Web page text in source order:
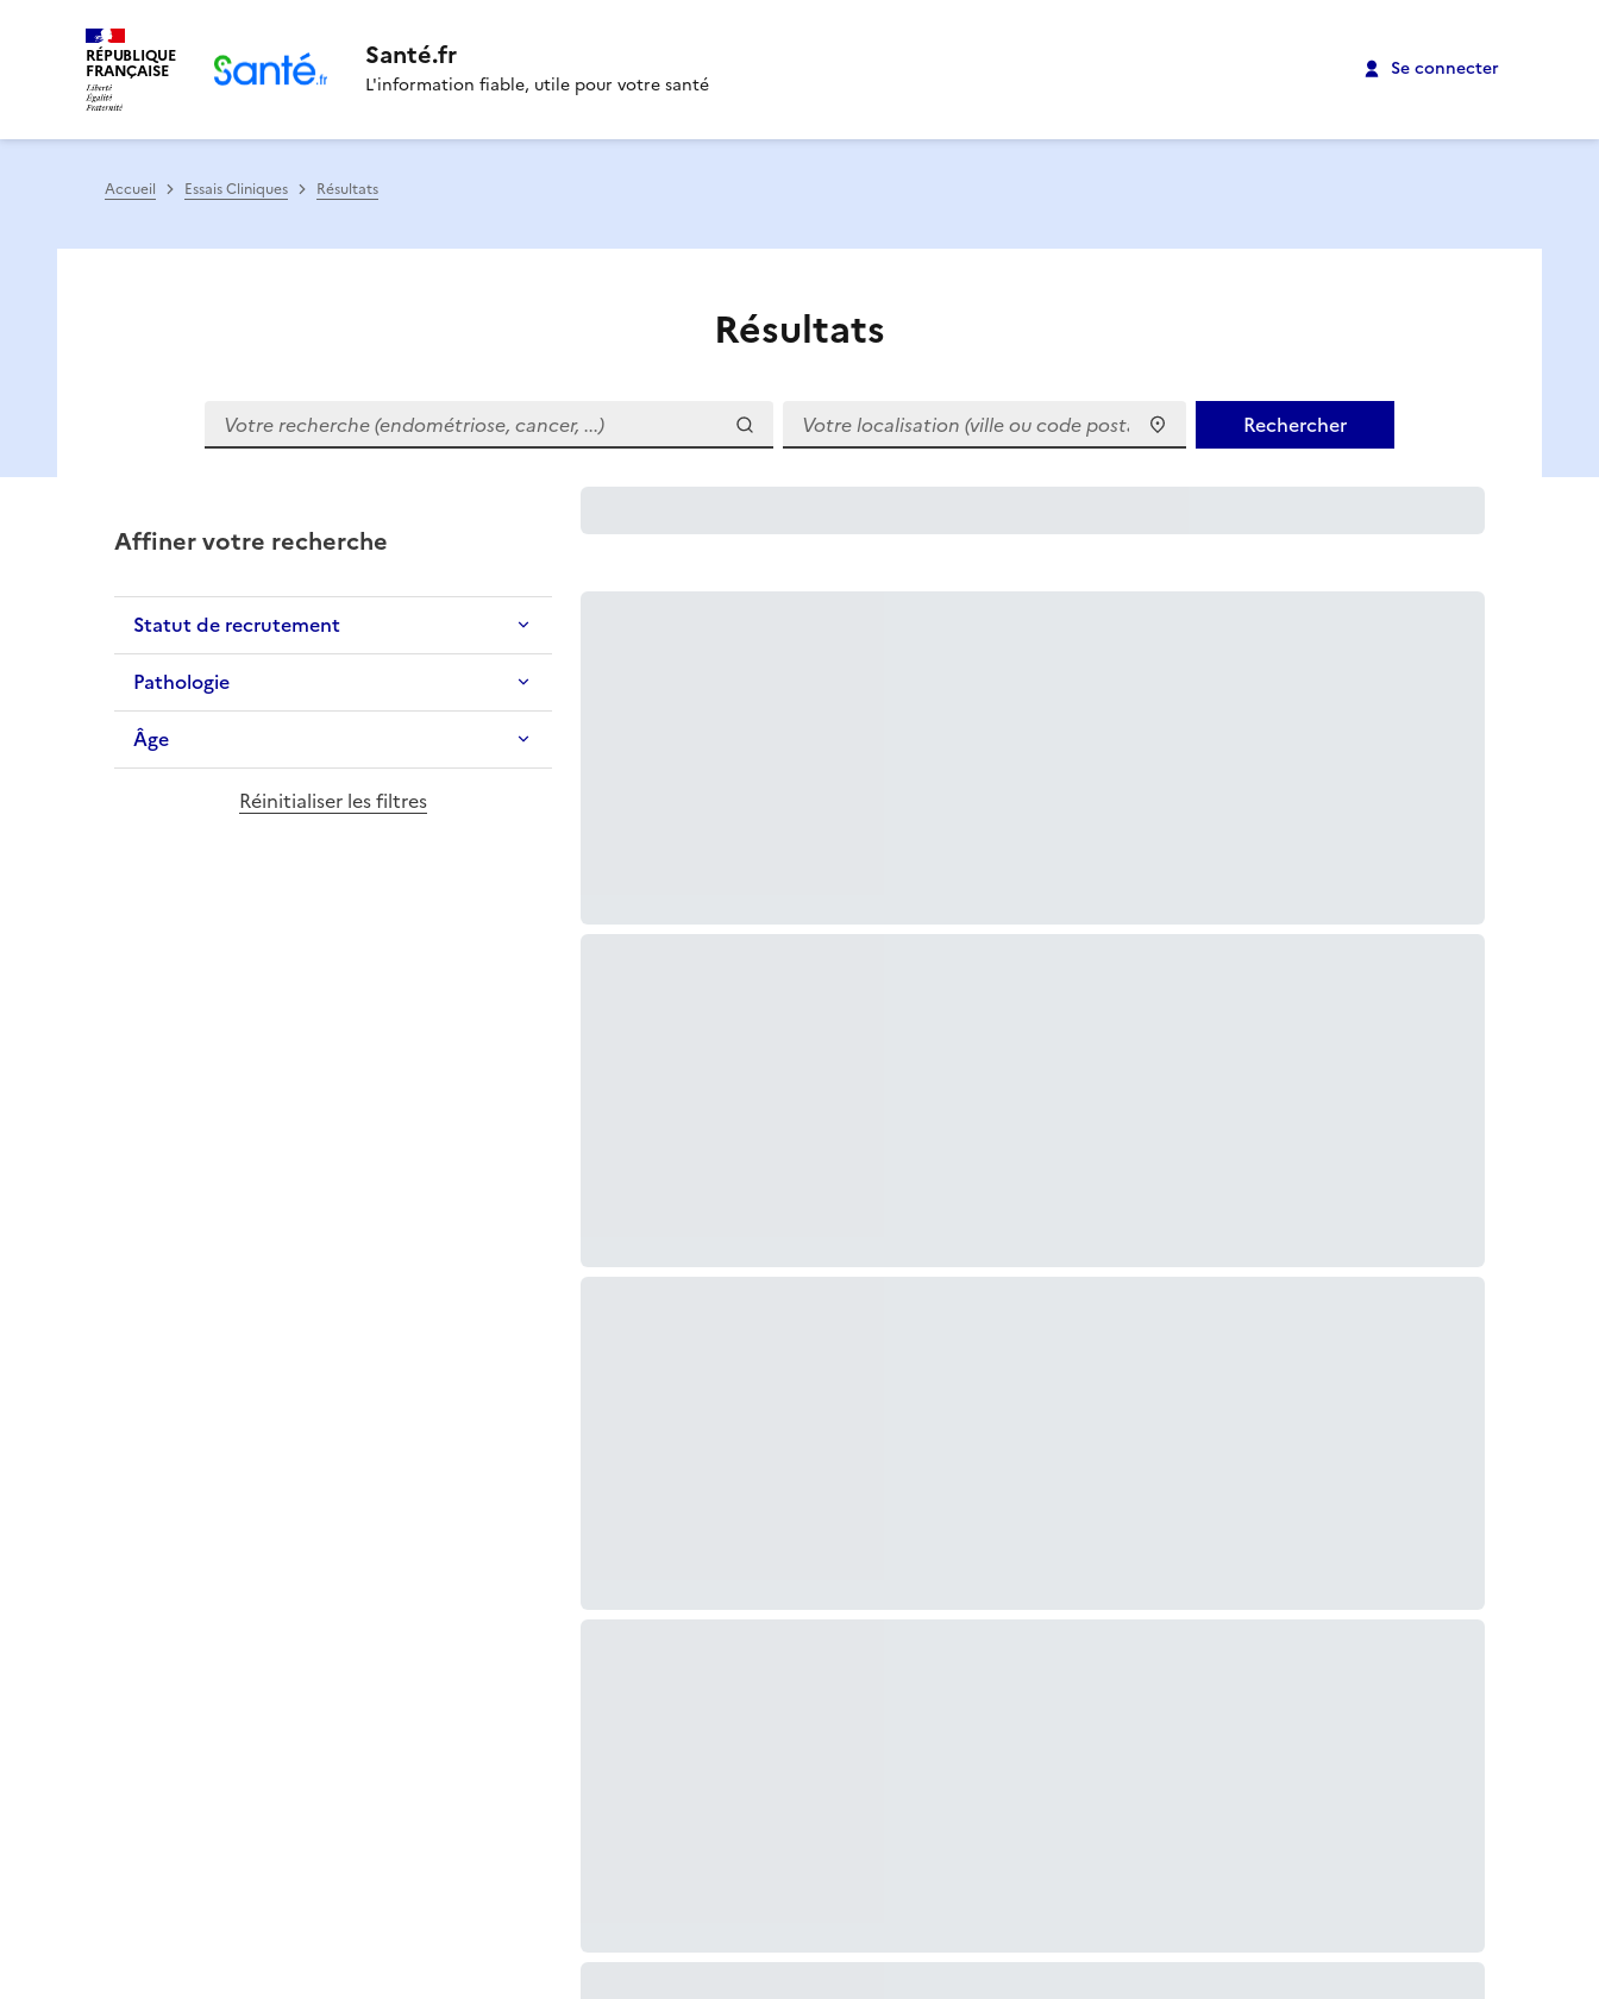
RÉPUBLIQUE
FRANÇAISE Santé.fr
L'information fiable, utile pour votre santé
Se connecter
Accueil Essais Cliniques Résultats
Résultats
Votre recherche (endométriose, cancer, ...) Votre localisation (ville ou code postal)
Affiner votre recherche
Statut de recrutement
Pathologie
Âge
Réinitialiser les filtres